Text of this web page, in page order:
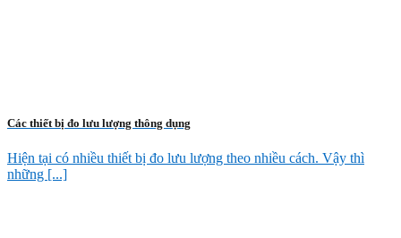
Các thiết bị đo lưu lượng thông dụng
Hiện tại có nhiều thiết bị đo lưu lượng theo nhiều cách. Vậy thì
những [...]